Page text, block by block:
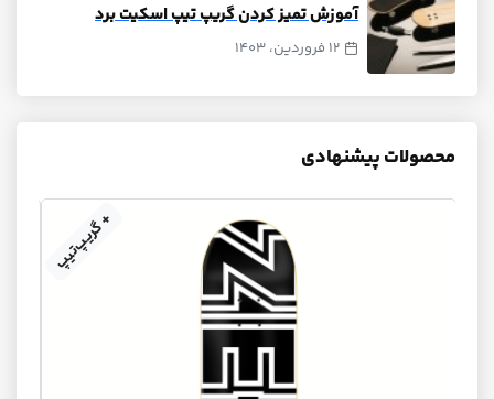
آموزش تمیز کردن گریپ تیپ اسکیت برد
12 فروردین، 1403
محصولات پیشنهادی
+ گریپ‌تیپ